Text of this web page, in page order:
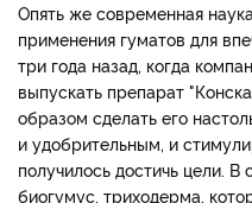
Опять же современная
применения гуматов для
три года назад, когда
выпускать препарат
образом сделать его
и удобрительным, и
получилось достичь цели. В
биогумус, триходерма,